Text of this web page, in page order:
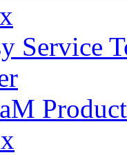
Service